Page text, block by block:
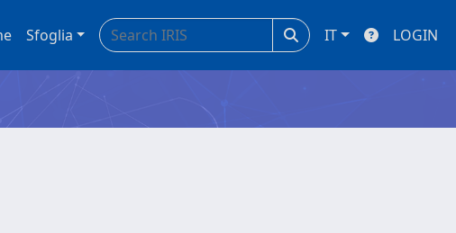
Sfoglia IT LOGIN